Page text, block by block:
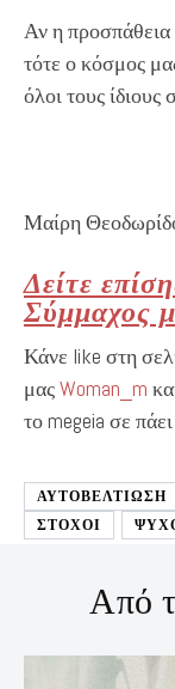
Αν η προσπάθεια
τότε ο κόσμος
όλοι τους ίδιους
Μαίρη
Δείτε
Σύμμαχος
Κάνε like στη
μαςWoman_m
το megeia σε
ΑΥΤΟΒΕΛΤΊΩΣΗ
ΣΤΟΧΟΙ
Από